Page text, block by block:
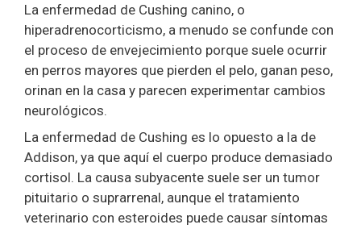
La enfermedad de Cushing canino, o
hiperadrenocorticismo, a menudo se confunde con
el proceso de envejecimiento porque suele ocurrir
en perros mayores que pierden el pelo, ganan peso,
orinan en la casa y parecen experimentar cambios
neurológicos.
La enfermedad de Cushing es lo opuesto a la de
Addison, ya que aquí el cuerpo produce demasiado
cortisol. La causa subyacente suele ser un tumor
pituitario o suprarrenal, aunque el tratamiento
veterinario con esteroides puede causar síntomas